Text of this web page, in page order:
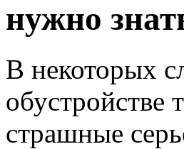
нужно
В некоторых
страшные